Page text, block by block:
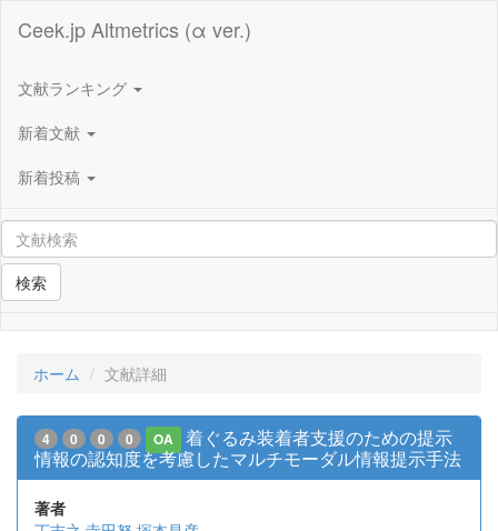
Ceek.jp Altmetrics (α ver.)
文献ランキング
新着文献
新着投稿
検索
ホーム 文献詳細
4 0 0 0 OA
着ぐるみ装着者支援のための提示
情報の認知度を考慮したマルチモーダル情報提示手法
著者